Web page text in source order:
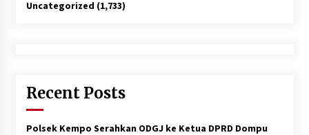
Uncategorized (1,733)
Recent Posts
Polsek Kempo Serahkan ODGJ ke Ketua DPRD Dompu